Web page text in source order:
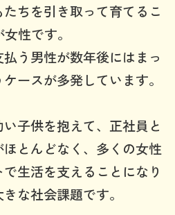
ちを引き取って育てるこ
性です。
う男性が数年後にはまっ
ースが多発しています。
子供を抱えて、正社員と
とんどなく、多くの女性
生活を支えることになり
な社会課題です。